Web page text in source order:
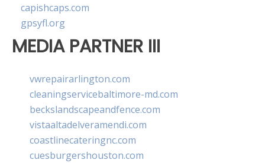
capishcaps.com
gpsyfl.org
MEDIA PARTNER III
vwrepairarlington.com
cleaningservicebaltimore-md.com
beckslandscapeandfence.com
vistaaltadelveramendi.com
coastlinecateringnc.com
cuesburgershouston.com